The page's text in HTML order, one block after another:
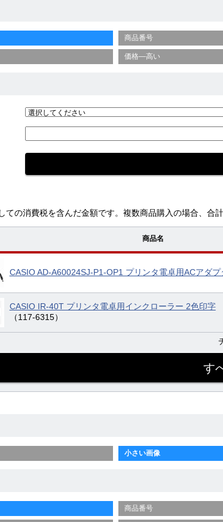
商品番号
価格—高い
の消費税を含んだ金額です。複数商品購入の場合、合
商品名
CASIO AD-A60024SJ-P1-OP1 プリンタ電卓用ACアダプ
CASIO IR-40T プリンタ電卓用インクローラー 2色印字
（117-6315）
小さい画像
商品番号